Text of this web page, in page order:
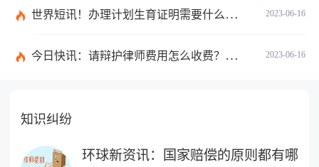
2023-06-16
世界短讯！办理计划生育证明需要什么材料？深圳市出生入户计划生育证明如何办理？
2023-06-16
今日快讯：请辩护律师费用怎么收费？律师费是先付还是后付？
知识纠纷
环球新资讯：国家赔偿的原则都有哪